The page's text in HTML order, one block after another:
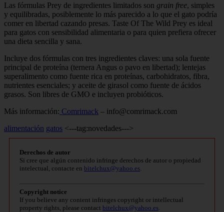
Las fórmulas Prey de ingredientes limitados son grain free, simples
y equilibradas, posiblemente lo más parecido a lo que el gato podría
comer en libertad cazando presas. Taste Of The Wild Prey es ideal
para gatos con sensibilidad alimentaria o para quien prefiera ofrecer
una dieta sencilla y sana.
Incluye dos fórmulas con tres ingredientes claves: una sola fuente
principal de proteína (ternera Angus o pavo en libertad); lentejas
superalimento como fuente rica en proteínas, carbohidratos, fibra,
nutrientes esenciales; y aceite de girasol como fuente de ácidos
grasos. Son libres de GMO e incluyen probióticos.
Más información: Comrimack – info@comrimack.com
alimentación gatos <---tag:novedades--->
Derechos de autor
Si cree que algún contenido infringe derechos de autor o propiedad
intelectual, contacte en bitelchux@yahoo.es
Copyright notice
If you believe any content infringes copyright or intellectual
property rights, please contact bitelchux@yahoo.es